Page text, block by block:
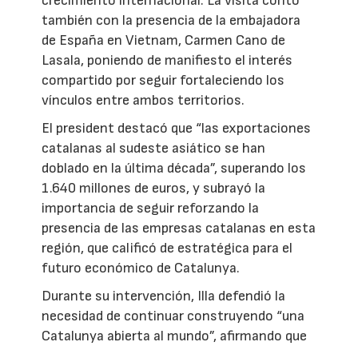
también con la presencia de la embajadora
de España en Vietnam, Carmen Cano de
Lasala, poniendo de manifiesto el interés
compartido por seguir fortaleciendo los
vínculos entre ambos territorios.
El president destacó que “las exportaciones
catalanas al sudeste asiático se han
doblado en la última década”, superando los
1.640 millones de euros, y subrayó la
importancia de seguir reforzando la
presencia de las empresas catalanas en esta
región, que calificó de estratégica para el
futuro económico de Catalunya.
Durante su intervención, Illa defendió la
necesidad de continuar construyendo “una
Catalunya abierta al mundo”, afirmando que